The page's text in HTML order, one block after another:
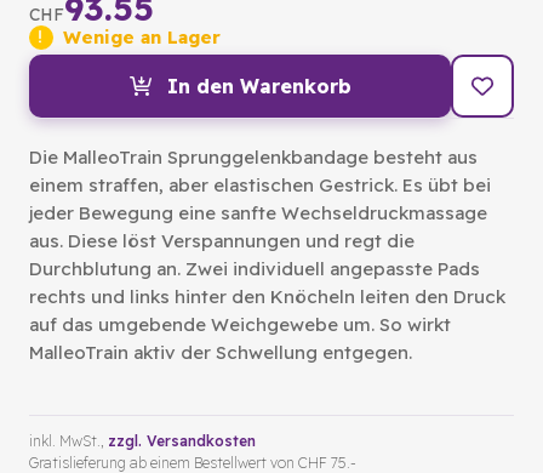
CHF
Wenige an Lager
In den Warenkorb
Die MalleoTrain Sprunggelenkbandage besteht aus
einem straffen, aber elastischen Gestrick. Es übt bei
jeder Bewegung eine sanfte Wechseldruckmassage
aus. Diese löst Verspannungen und regt die
Durchblutung an. Zwei individuell angepasste Pads
rechts und links hinter den Knöcheln leiten den Druck
auf das umgebende Weichgewebe um. So wirkt
MalleoTrain aktiv der Schwellung entgegen.
inkl. MwSt., zzgl. Versandkosten
Gratislieferung ab einem Bestellwert von CHF 75.-